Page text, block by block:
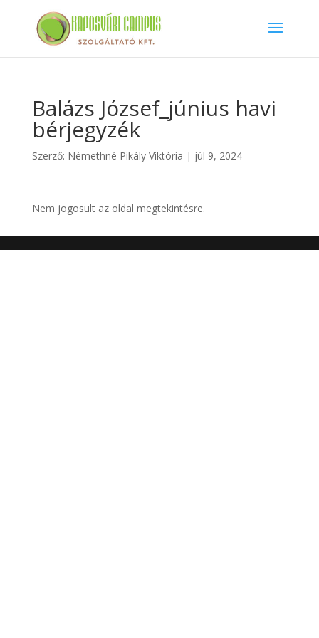
Balázs József_június havi
bérjegyzék
Szerző: Némethné Pikály Viktória | júl 9, 2024
Nem jogosult az oldal megtekintésre.